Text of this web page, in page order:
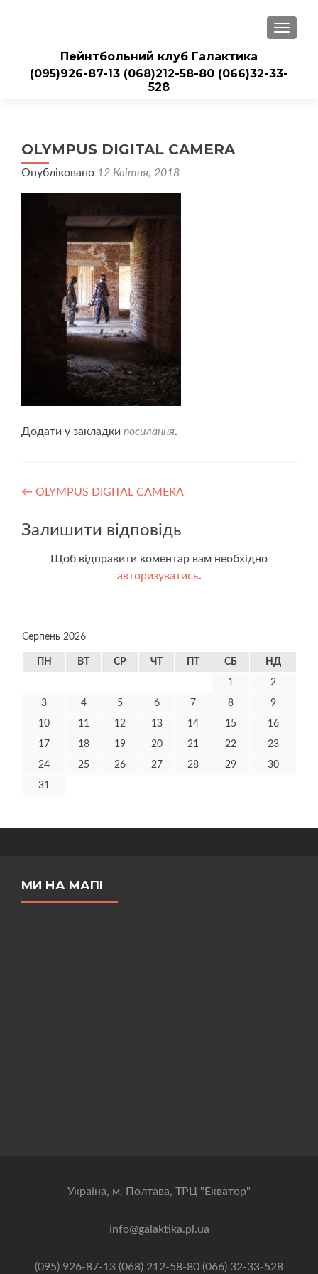
Пейнтбольний клуб Галактика
(095)926-87-13 (068)212-58-80 (066)32-33-
528
OLYMPUS DIGITAL CAMERA
Опубліковано 12 Квітня, 2018
Додати у закладки посилання.
Навігація
записів
← OLYMPUS DIGITAL CAMERA
Залишити відповідь
Щоб відправити коментар вам необхідно
авторизуватись.
Серпень 2026
ПН ВТ СР ЧТ СБ НД
1 2
3 4 5 6 7 8 9
10 11 12 13 14 15 16
17 18 19 20 21 22 23
24 25 26 27 28 29 30
31
МИ НА МАПІ
Українa, м. Полтава, ТРЦ "Екватор"
info@galaktika.pl.ua
(095) 926-87-13 (068) 212-58-80 (066) 32-33-528